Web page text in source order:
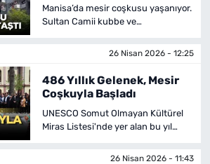
Manisa’da mesir coşkusu yaşanıyor.
Sultan Camii kubbe ve
vatandaşalar çevre evlerin26 Nisan 2026 - 12:25
486 Yıllık Gelenek, Mesir
Coşkuyla Başladı
UNESCO Somut Olmayan Kültürel
Miras Listesi'nde yer alan bu yıl
Manisa Mesir Macunu Festivali’
26 Nisan 2026 - 11:43